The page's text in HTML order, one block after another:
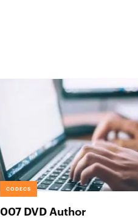
CODECS
007 DVD Author